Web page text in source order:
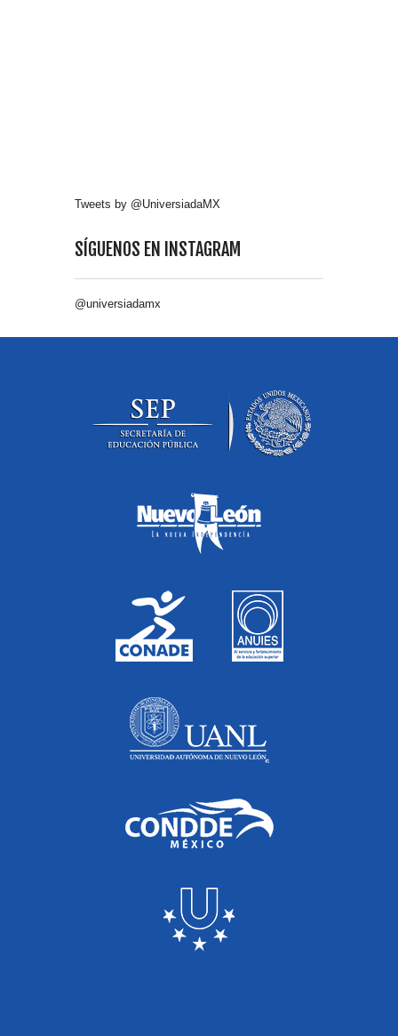
Tweets by @UniversiadaMX
SÍGUENOS EN INSTAGRAM
@universiadamx